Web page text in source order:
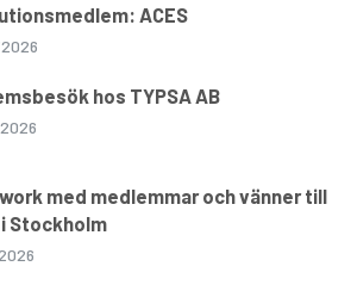
ACES
hos TYPSA AB
med medlemmar och vänner till
i Stockholm